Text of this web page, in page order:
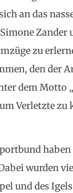
an das
Zander
zu
den der
dem Motto
Verletzte zu
haben
wurden
und des